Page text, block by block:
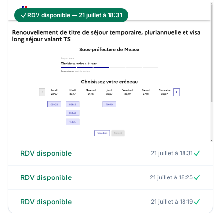
RDV disponible — 21 juillet à 18:31
RDV disponible 21 juillet à 18:31
RDV disponible 21 juillet à 18:25
RDV disponible 21 juillet à 18:19